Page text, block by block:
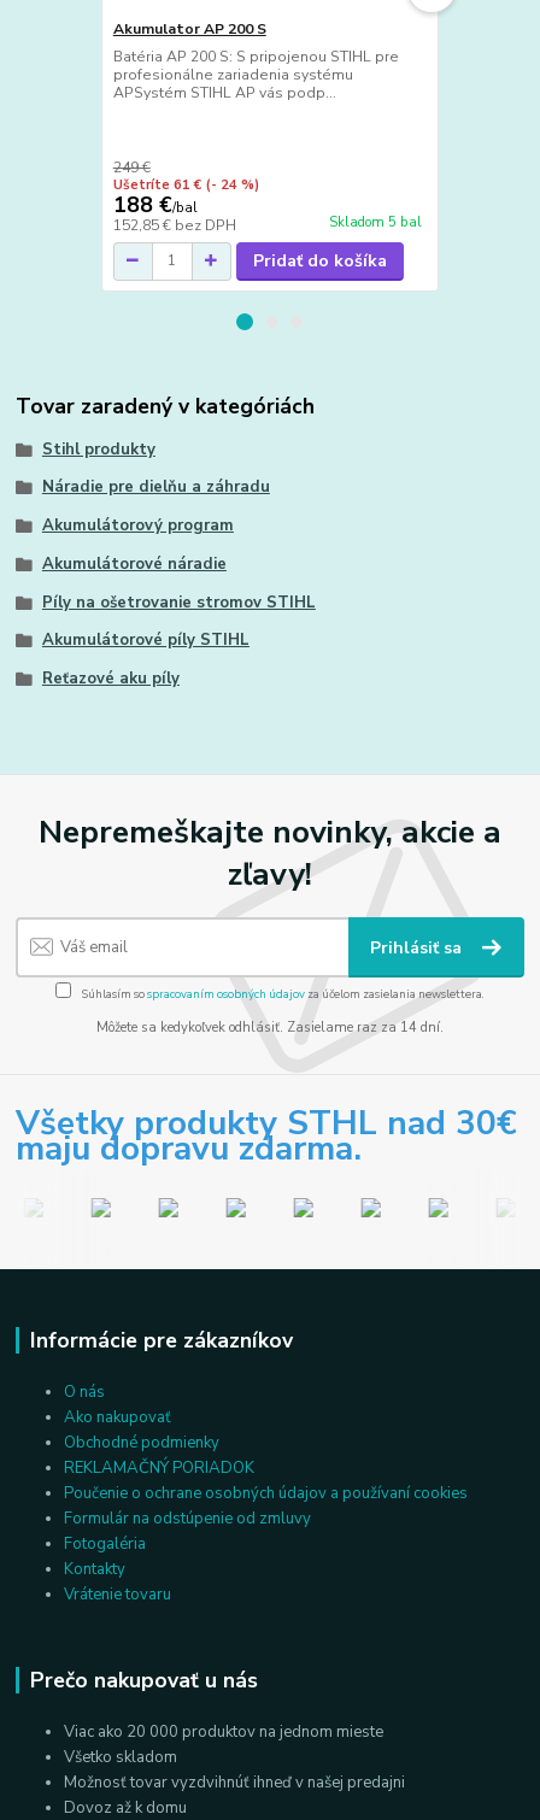
Akumulator AP 200 S
Batéria AP 200 S: S pripojenou STIHL pre
profesionálne zariadenia systému
APSystém STIHL AP vás podp...
249 €
Ušetríte 61 € (- 24 %)
188 €/bal
152,85 € bez DPH Skladom 5 bal
Pridať do košíka
Tovar zaradený v kategóriách
Stihl produkty
Náradie pre dielňu a záhradu
Akumulátorový program
Akumulátorové náradie
Píly na ošetrovanie stromov STIHL
Akumulátorové píly STIHL
Reťazové aku píly
Nepremeškajte novinky, akcie a
zľavy!
Prihlásiť sa
Súhlasím sospracovaním osobných údajov za účelom zasielania newslettera.
Môžete sa kedykoľvek odhlásiť. Zasielame raz za 14 dní.
Všetky produkty STHL nad 30€
maju dopravu zdarma.
Informácie pre zákazníkov
O nás
Ako nakupovať
Obchodné podmienky
REKLAMAČNÝ PORIADOK
Poučenie o ochrane osobných údajov a používaní cookies
Formulár na odstúpenie od zmluvy
Fotogaléria
Kontakty
Vrátenie tovaru
Prečo nakupovať u nás
Viac ako 20 000 produktov na jednom mieste
Všetko skladom
Možnosť tovar vyzdvihnúť ihneď v našej predajni
Dovoz až k domu